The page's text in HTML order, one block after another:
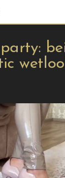
party: